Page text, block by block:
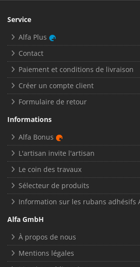
Service
Alfa Plus
Contact
Paiement et conditions de livraison
Créer un compte client
Formulaire de retour
Informations
Alfa Bonus
L'artisan invite l'artisan
Le coin des travaux
Sélecteur de produits
Information sur les rubans adhésifs
Alfa GmbH
À propos de nous
Mentions légales